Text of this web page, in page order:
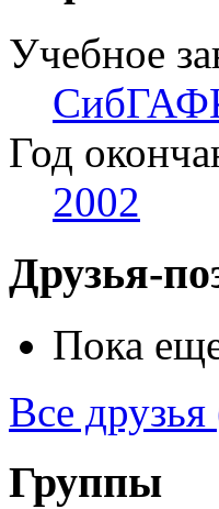
Учебное
Год
2002
Друзья-
Пока
Все друзья
Группы